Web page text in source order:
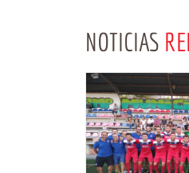
NOTICIAS